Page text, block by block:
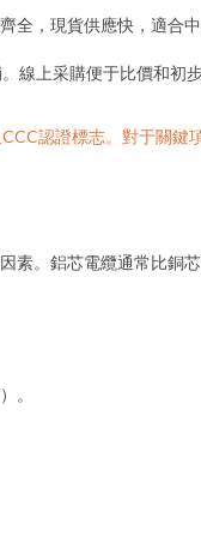
全，現貨供應快，適合
線上采購便于比價和初
認證標志。對于關鍵
素。鋁芯電纜通常比銅芯
。